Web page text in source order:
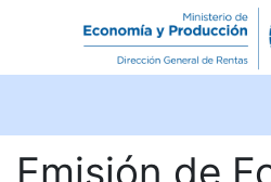
Emisión de